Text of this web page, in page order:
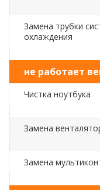
Замена трубки
охлаждения
не работает
Чистка ноутбука
Замена
Замена